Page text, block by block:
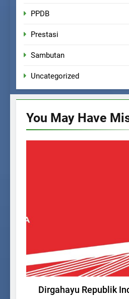
PPDB
Prestasi
Sambutan
Uncategorized
You May Have
Dirgahayu Republik